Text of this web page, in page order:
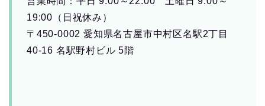
19:00（日祝休み）
〒450-0002 愛知県名古屋市中村区名駅2丁目
40-16 名駅野村ビル 5階